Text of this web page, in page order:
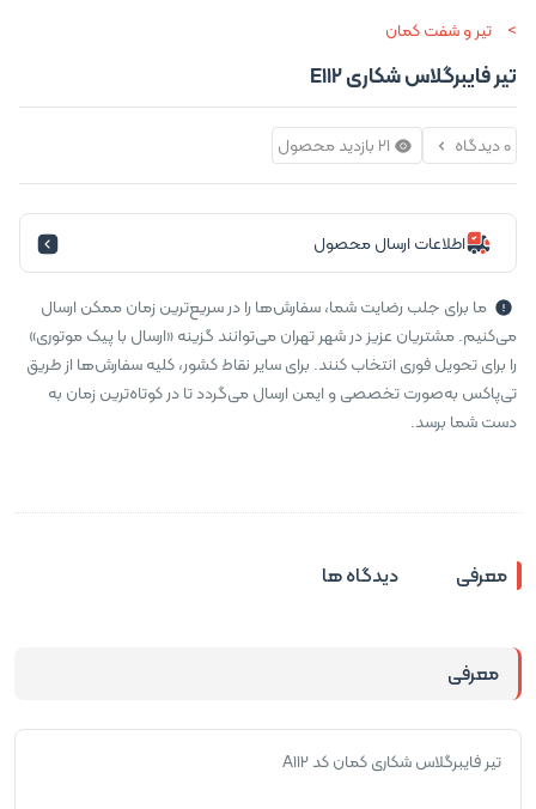
تیر و شفت کمان
تیر فایبرگلاس شکاری E112
0 دیدگاه 21 بازدید محصول
اطلاعات ارسال محصول
ما برای جلب رضایت شما، سفارش‌ها را در سریع‌ترین زمان ممکن ارسال
می‌کنیم. مشتریان عزیز در شهر تهران می‌توانند گزینه «ارسال با پیک موتوری»
را برای تحویل فوری انتخاب کنند. برای سایر نقاط کشور، کلیه سفارش‌ها از طریق
تی‌پاکس به‌صورت تخصصی و ایمن ارسال می‌گردد تا در کوتاه‌ترین زمان به
دست شما برسد.
معرفی دیدگاه ها
معرفی
تیر فایبرگلاس شکاری کمان کد A112